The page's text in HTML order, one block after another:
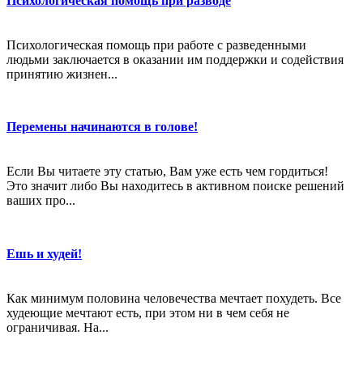
Психологическая помощь при работе с разведенными
людьми заключается в оказании им поддержки и содействия
принятию жизнен...
Перемены начинаются в голове!
Если Вы читаете эту статью, Вам уже есть чем гордиться!
Это значит либо Вы находитесь в активном поиске решений
ваших про...
Ешь и худей!
Как минимум половина человечества мечтает похудеть. Все
худеющие мечтают есть, при этом ни в чем себя не
ограничивая. На...